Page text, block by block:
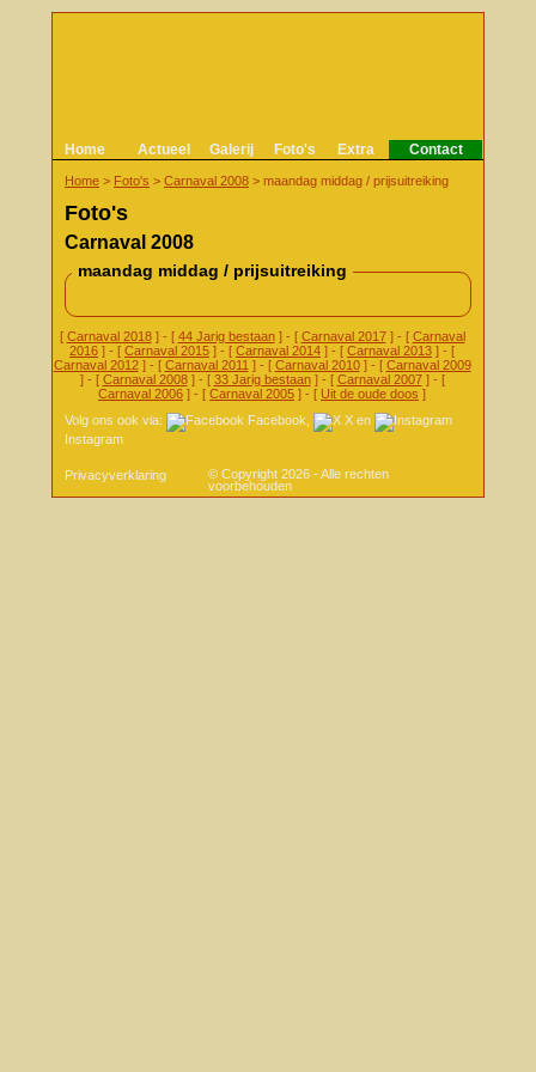
Home Actueel Galerij Foto's Extra Contact
Home > Foto's > Carnaval 2008 > maandag middag / prijsuitreiking
Foto's
Carnaval 2008
maandag middag / prijsuitreiking
[ Carnaval 2018] - [ 44 Jarig bestaan] - [ Carnaval 2017] - [ Carnaval
2016 ] - [ Carnaval 2015 ] - [ Carnaval 2014 ] - [ Carnaval 2013 ] - [
Carnaval 2012] - [ Carnaval 2011 ] - [ Carnaval 2010] - [ Carnaval 2009
] - [ Carnaval 2008] - [ 33 Jarig bestaan] - [ Carnaval 2007] - [
Carnaval 2006 ] - [ Carnaval 2005 ] - [ Uit de oude doos ]
Volg ons ook via:
Facebook X en
Instagram
Privacyverklaring
© Copyright 2026 - Alle rechten
voorbehouden